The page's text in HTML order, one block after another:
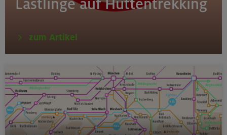
Lästlinge auf Hüttentrekking
zum Artikel